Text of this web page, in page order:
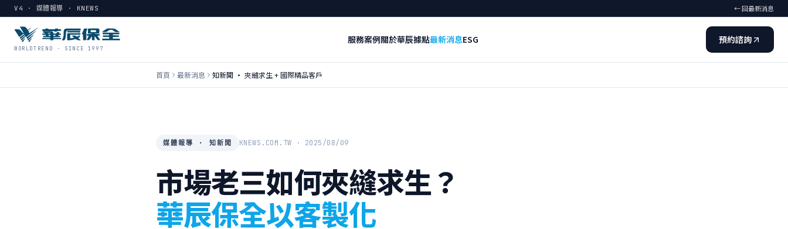
V4 · 媒體報導 · KNEWS ← 回最新消息
WORLDTREND · SINCE 1997
服務案例關於華辰據點最新消息ESG 預約諮詢
首頁 最新消息 知新聞 · 夾縫求生 + 國際精品客戶
媒體報導 · 知新聞 KNEWS.COM.TW · 2025/08/09
市場老三如何夾縫求生？
華辰保全以客製化